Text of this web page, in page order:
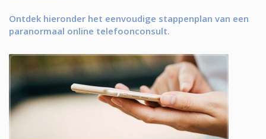
Ontdek hieronder het eenvoudige stappenplan van een
paranormaal online telefoonconsult.